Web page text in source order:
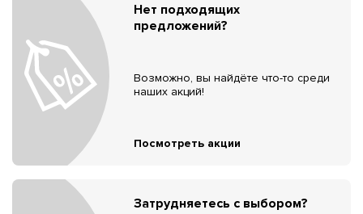
Нет подходящих
предложений?
Возможно, вы найдёте что-то среди
наших акций!
Посмотреть акции
Затрудняетесь с выбором?